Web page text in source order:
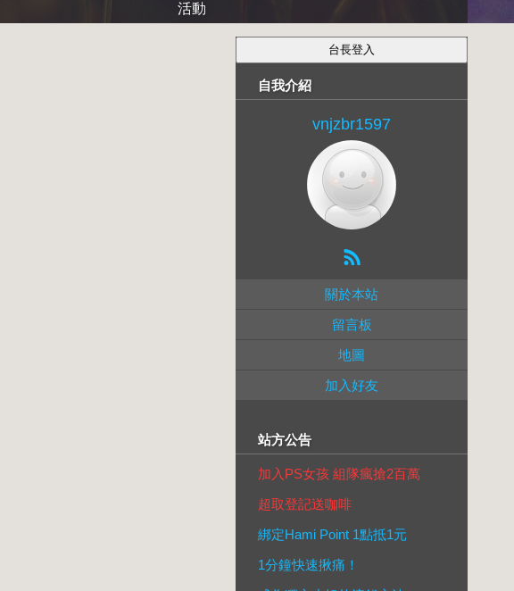
活動
自我介紹
vnjzbr1597
關於本站
留言板
地圖
加入好友
站方公告
加入PS女孩 組隊瘋搶2百萬
超取登記送咖啡
綁定Hami Point 1點抵1元
1分鐘快速揪痛！